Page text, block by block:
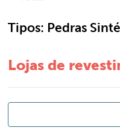
Tipos: Pedras
Lojas de